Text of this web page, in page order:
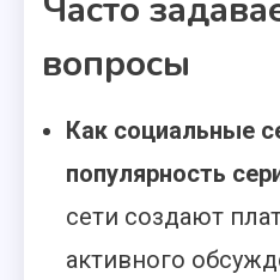
вопросы
Как социальные
популярность
сети создают
активного